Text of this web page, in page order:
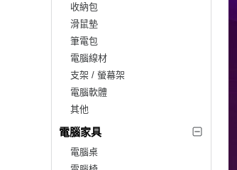
收納包
滑鼠墊
筆電包
電腦線材
支架 / 螢幕架
電腦軟體
其他
電腦家具
電腦桌